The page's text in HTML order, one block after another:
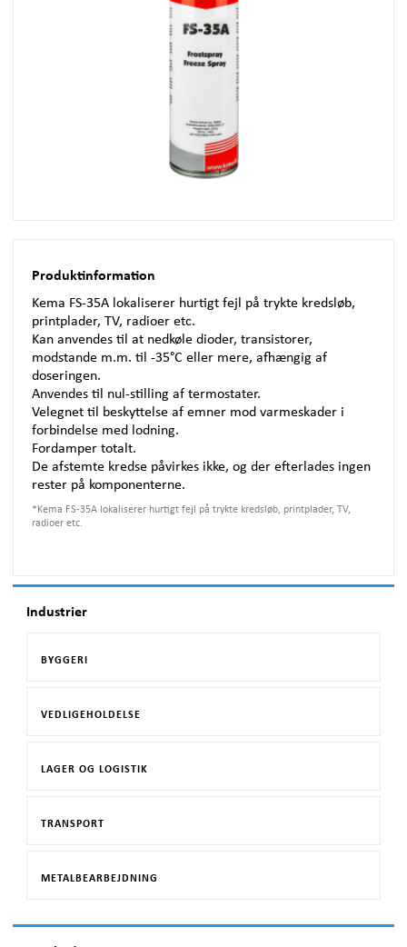
Produktinformation
Kema FS-35A lokaliserer hurtigt fejl på trykte kredsløb,
printplader, TV, radioer etc.
Kan anvendes til at nedkøle dioder, transistorer,
modstande m.m. til -35°C eller mere, afhængig af
doseringen.
Anvendes til nul-stilling af termostater.
Velegnet til beskyttelse af emner mod varmeskader i
forbindelse med lodning.
Fordamper totalt.
De afstemte kredse påvirkes ikke, og der efterlades ingen
rester på komponenterne.
* Kema FS-35A lokaliserer hurtigt fejl på trykte kredsløb, printplader, TV,
radioer etc.
Industrier
BYGGERI
VEDLIGEHOLDELSE
LAGER OG LOGISTIK
TRANSPORT
METALBEARBEJDNING